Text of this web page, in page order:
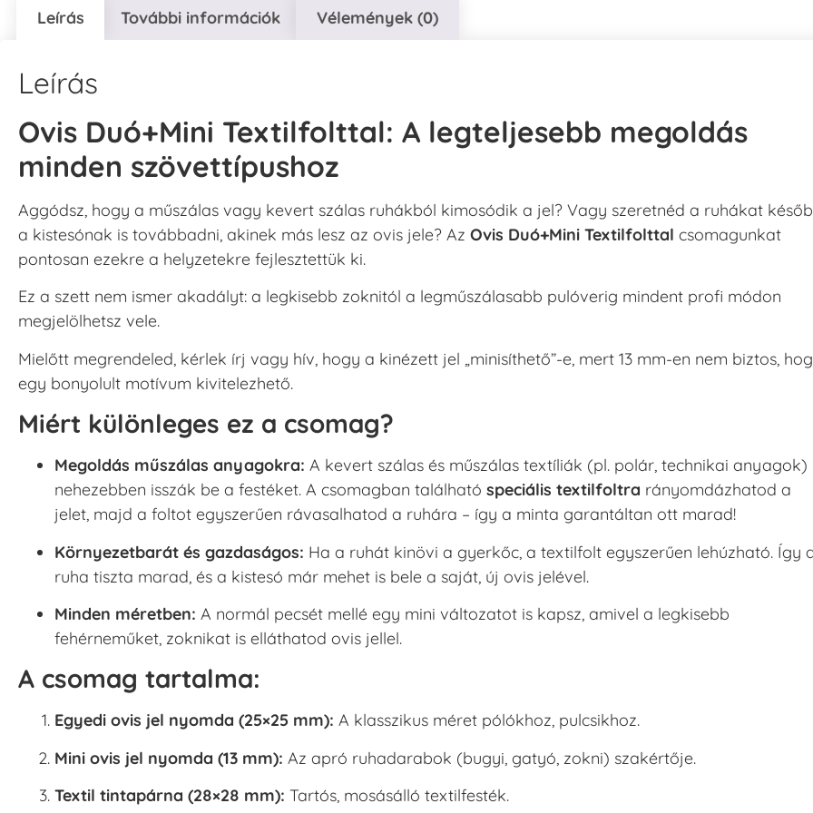
Leírás További információk Vélemények (0)
Leírás
Ovis Duó+Mini Textilfolttal: A legteljesebb megoldás
minden szövettípushoz
Aggódsz, hogy a műszálas vagy kevert szálas ruhákból kimosódik a jel? Vagy szeretnéd a ruhákat
a kistesónak is továbbadni, akinek más lesz az ovis jele? Az Ovis Duó+Mini Textilfolttal csomagunkat
pontosan ezekre a helyzetekre fejlesztettük ki.
Ez a szett nem ismer akadályt: a legkisebb zoknitól a legműszálasabb pulóverig mindent profi módon
megjelölhetsz vele.
Mielőtt megrendeled, kérlek írj vagy hív, hogy a kinézett jel „minisíthető”-e, mert 13 mm-en nem biztos,
egy bonyolult motívum kivitelezhető.
Miért különleges ez a csomag?
Megoldás műszálas anyagokra: A kevert szálas és műszálas textíliák (pl. polár, technikai anyagok)
nehezebben isszák be a festéket. A csomagban található speciális textilfoltra rányomdázhatod a
jelet, majd a foltot egyszerűen rávasalhatod a ruhára – így a minta garantáltan ott marad!
Környezetbarát és gazdaságos: Ha a ruhát kinövi a gyerkőc, a textilfolt egyszerűen lehúzható. Így
ruha tiszta marad, és a kistesó már mehet is bele a saját, új ovis jelével.
Minden méretben: A normál pecsét mellé egy mini változatot is kapsz, amivel a legkisebb
fehérneműket, zoknikat is elláthatod ovis jellel.
A csomag tartalma:
Egyedi ovis jel nyomda (25×25 mm): A klasszikus méret pólókhoz, pulcsikhoz.
Mini ovis jel nyomda (13 mm): Az apró ruhadarabok (bugyi, gatyó, zokni) szakértője.
Textil tintapárna (28×28 mm): Tartós, mosásálló textilfesték.